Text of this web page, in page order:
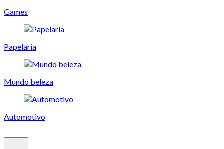
Games
Papelaria
Mundo beleza
Automotivo